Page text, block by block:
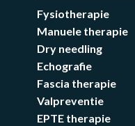
Fysiotherapie
Manuele therapie
Dry needling
Echografie
Fascia therapie
Valpreventie
EPTE therapie